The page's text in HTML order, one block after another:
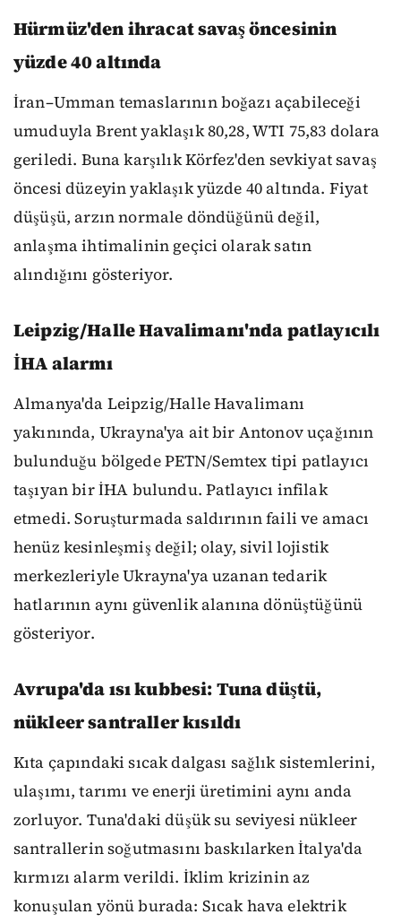
Hürmüz'den ihracat savaş öncesinin
yüzde 40 altında
İran–Umman temaslarının boğazı açabileceği
umuduyla Brent yaklaşık 80,28, WTI 75,83 dolara
geriledi. Buna karşılık Körfez'den sevkiyat savaş
öncesi düzeyin yaklaşık yüzde 40 altında. Fiyat
düşüşü, arzın normale döndüğünü değil,
anlaşma ihtimalinin geçici olarak satın
alındığını gösteriyor.
Leipzig/Halle Havalimanı'nda patlayıcılı
İHA alarmı
Almanya'da Leipzig/Halle Havalimanı
yakınında, Ukrayna'ya ait bir Antonov uçağının
bulunduğu bölgede PETN/Semtex tipi patlayıcı
taşıyan bir İHA bulundu. Patlayıcı infilak
etmedi. Soruşturmada saldırının faili ve amacı
henüz kesinleşmiş değil; olay, sivil lojistik
merkezleriyle Ukrayna'ya uzanan tedarik
hatlarının aynı güvenlik alanına dönüştüğünü
gösteriyor.
Avrupa'da ısı kubbesi: Tuna düştü,
nükleer santraller kısıldı
Kıta çapındaki sıcak dalgası sağlık sistemlerini,
ulaşımı, tarımı ve enerji üretimini aynı anda
zorluyor. Tuna'daki düşük su seviyesi nükleer
santrallerin soğutmasını baskılarken İtalya'da
kırmızı alarm verildi. İklim krizinin az
konuşulan yönü burada: Sıcak hava elektrik